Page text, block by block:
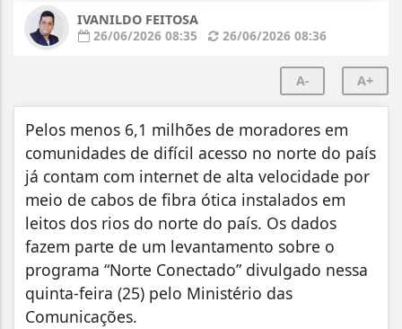
IVANILDO FEITOSA
26/06/2026 08:35
26/06/2026 08:36
A- A+
Pelos menos 6,1 milhões de moradores em
comunidades de difícil acesso no norte do país
já contam com internet de alta velocidade por
meio de cabos de fibra ótica instalados em
leitos dos rios do norte do país. Os dados
fazem parte de um levantamento sobre o
programa “Norte Conectado” divulgado nessa
quinta-feira (25) pelo Ministério das
Comunicações.